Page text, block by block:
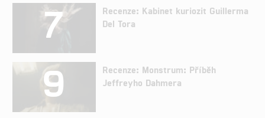
7
Recenze: Kabinet kuriozit Guillerma
Del Tora
9
Recenze: Monstrum: Příběh
Jeffreyho Dahmera